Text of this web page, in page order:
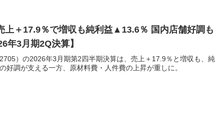
上＋17.9％で増収も純利益▲13.6％ 国内店舗好調も
年3月期2Q決算】
）の2026年3月期第2四半期決算は、売上＋17.9％と増収も、純
調が支える一方、原材料費・人件費の上昇が重しに。